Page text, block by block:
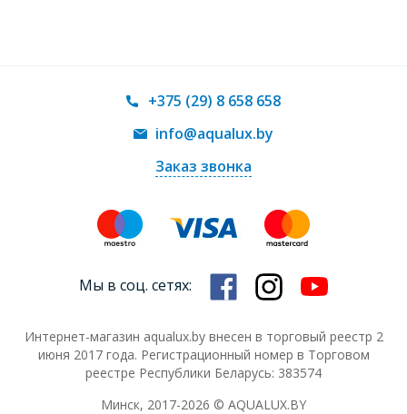
+375 (29) 8 658 658
info@aqualux.by
Заказ звонка
Мы в соц. сетях:
Интернет-магазин aqualux.by внесен в торговый реестр 2
июня 2017 года. Регистрационный номер в Торговом
реестре Республики Беларусь: 383574
Минск, 2017-2026 © AQUALUX.BY